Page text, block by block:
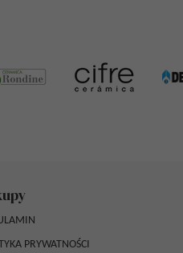
PRYWATNOŚCI